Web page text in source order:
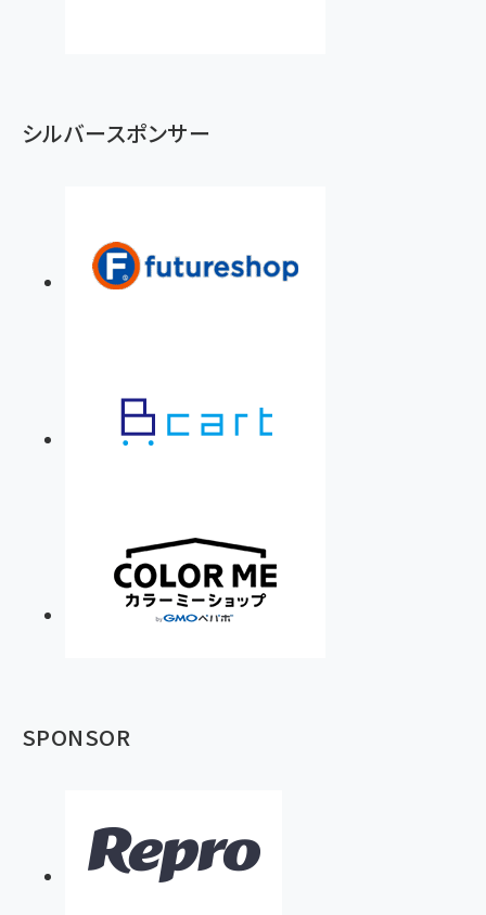
シルバースポンサー
SPONSOR